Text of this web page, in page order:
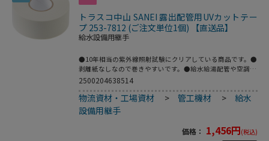
トラスコ中山 SANEI 露出配管用UVカットテー
プ 253-7812 (ご注文単位1個) 【直送品】
給水設備用継手
●10年相当の紫外線照射試験にクリアしている商品です。●
剥離紙なしなので巻きやすいです。●給水給湯配管や空調配
管の補修工事、その他露出配管全般に。●10年相当の紫外
2500204638514
物流資材・工場資材 >管工機材 > 給水
設備用継手
価格： 1,456円(税込)